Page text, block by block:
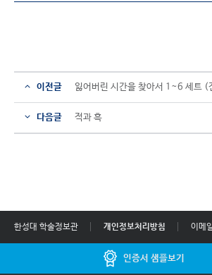
이전글 잃어버린 시간을 찾아서 1~6 세트 (
다음글 적과 흑
한성대 학술정보관 개인정보처리방침 이메
인증서 샘플보기